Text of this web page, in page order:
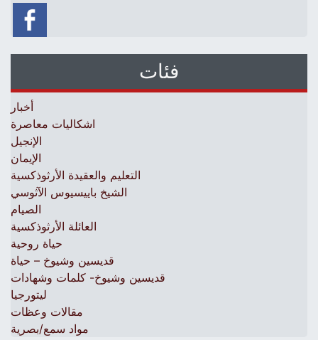
فئات
أخبار
اشكاليات معاصرة
الإنجيل
الإيمان
التعليم والعقيدة الأرثوذكسية
الشيخ باييسيوس الآثوسي
الصيام
العائلة الأرثوذكسية
حياة روحية
قديسين وشيوخ – حياة
قديسين وشيوخ- كلمات وشهادات
ليتورجيا
مقالات وعظات
مواد سمع/بصرية